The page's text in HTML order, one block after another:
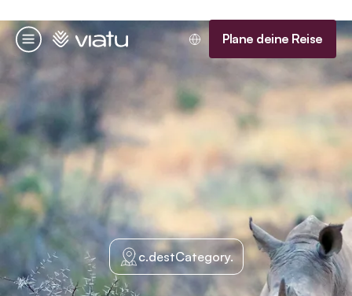
Menü
Startseite Plane deine Reise
c.destCategory.